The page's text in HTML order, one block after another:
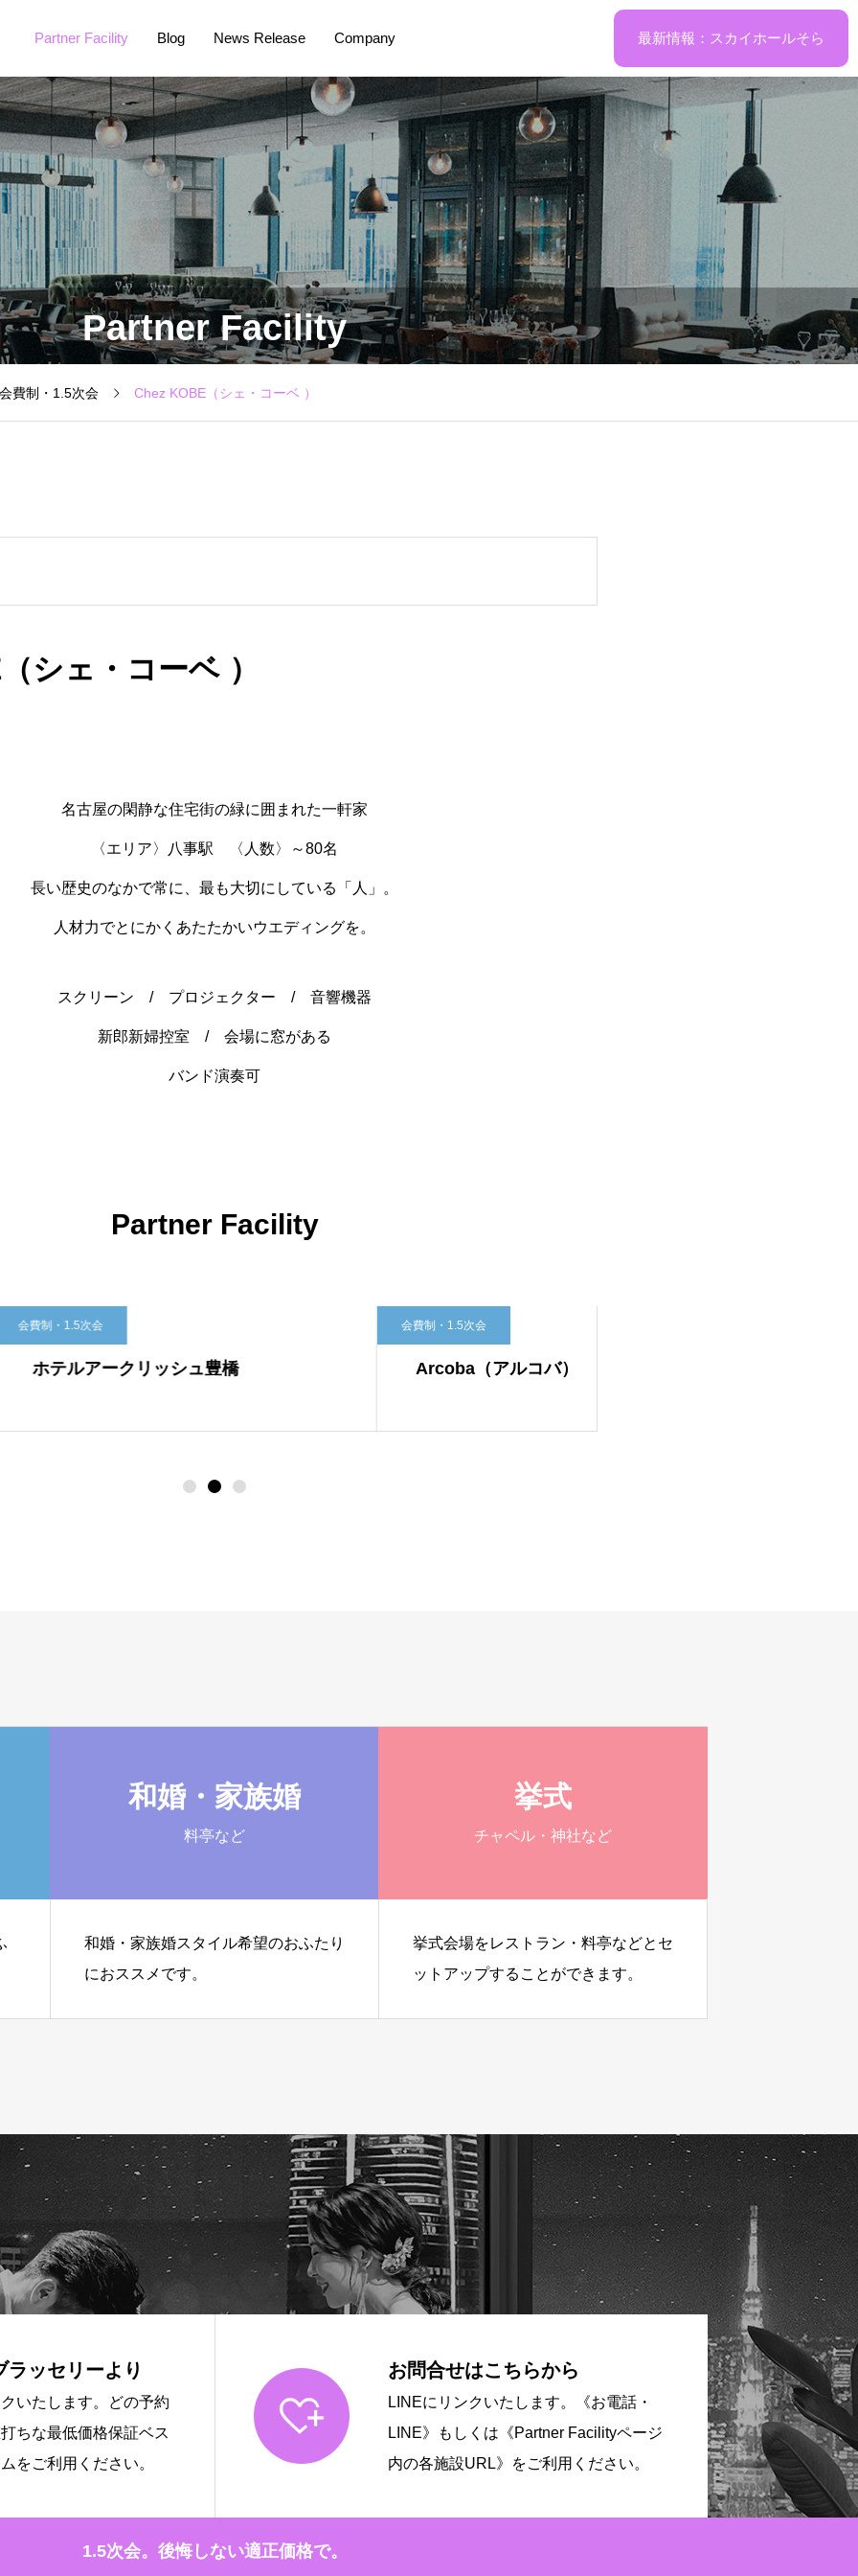
Partner Facility Blog News Release Company 最新情報：スカイホールそら
Partner Facility
会費制・1.5次会 Chez KOBE（シェ・コーベ ）
シェ・コーベ ）
名古屋の閑静な住宅街の緑に囲まれた一軒家
〈エリア〉八事駅 〈人数〉～80名
長い歴史のなかで常に、最も大切にしている「人」。
人材力でとにかくあたたかいウエディングを。
スクリーン / プロジェクター / 音響機器
新郎新婦控室 / 会場に窓がある
バンド演奏可
Partner Facility
シュ豊橋
和婚・家族婚
料亭など
和婚・家族婚スタイル希望のおふたり
におススメです。
挙式
チャペル・神社など
挙式会場をレストラン・料亭などとセ
ットアップすることができます。
ラッセリーより
いたします。どの予約
ちな最低価格保証ベス
をご利用ください。
お問合せはこちらから
LINEにリンクいたします。《お電話・
LINE》もしくは《Partner Facilityページ
内の各施設URL》をご利用ください。
1.5次会。後悔しない適正価格で。